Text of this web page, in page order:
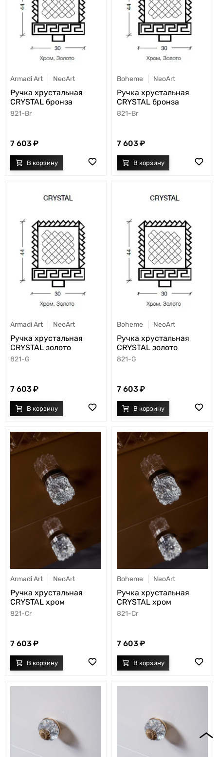
Armadi Art NeoArt
Ручка хрустальная
CRYSTAL бронза
821-Br
7 603
Boheme NeoArt
Ручка хрустальная
CRYSTAL бронза
821-Br
7 603
Armadi Art NeoArt
Ручка хрустальная
CRYSTAL золото
821-G
7 603
Boheme NeoArt
Ручка хрустальная
CRYSTAL золото
821-G
7 603
Armadi Art NeoArt
Ручка хрустальная
CRYSTAL хром
821-Cr
7 603
Boheme NeoArt
Ручка хрустальная
CRYSTAL хром
821-Cr
7 603